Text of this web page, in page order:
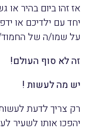
אז זהו ביום בהיר
יחד עם ילדיכם או
על שמו/ה של
זה לא סוף העולם!
יש מה לעשות !
רק צריך לדעת לעשות
יהפכו אותו לשעיר